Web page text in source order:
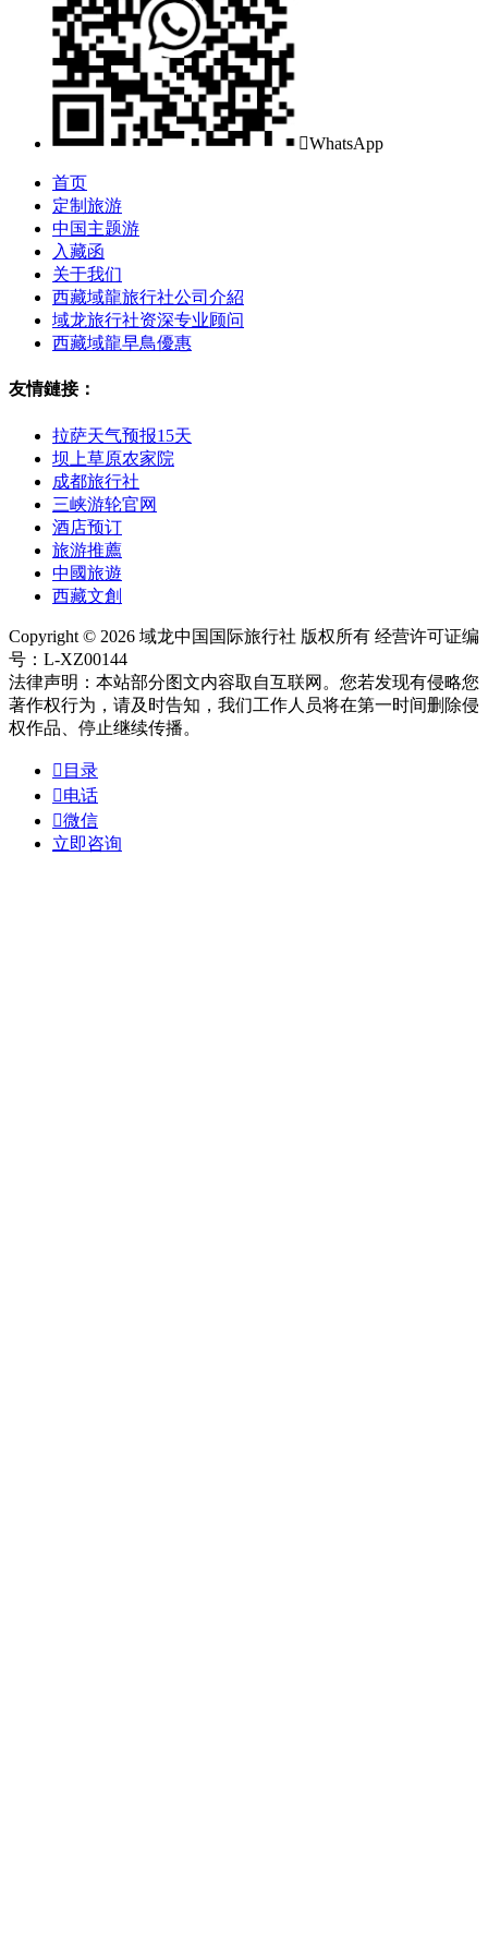
WhatsApp
首页
定制旅游
中国主题游
入藏函
关于我们
西藏域龍旅行社公司介紹
域龙旅行社资深专业顾问
西藏域龍早鳥優惠
友情鏈接：
拉萨天气预报15天
坝上草原农家院
成都旅行社
三峡游轮官网
酒店预订
旅游推薦
中國旅遊
西藏文創
Copyright © 2026 域龙中国国际旅行社 版权所有 经营许可证编
号：L-XZ00144
法律声明：本站部分图文内容取自互联网。您若发现有侵略您
著作权行为，请及时告知，我们工作人员将在第一时间删除侵
权作品、停止继续传播。
 目录
电话
微信
立即咨询